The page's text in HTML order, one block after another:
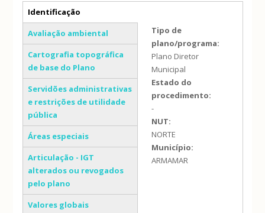
Separadores verticais
Identificação
(separador ativo)
Avaliação ambiental
Cartografia topográfica
de base do Plano
Servidões administrativas
e restrições de utilidade
pública
Áreas especiais
Articulação - IGT
alterados ou revogados
pelo plano
Valores globais
Tipo de
plano/programa:
Plano Diretor
Municipal
Estado do
procedimento:
-
NUT:
NORTE
Município:
ARMAMAR